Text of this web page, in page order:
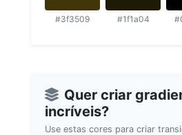
#3f3509 #1f1a04
Quer criar
incríveis?
Use estas cores para criar